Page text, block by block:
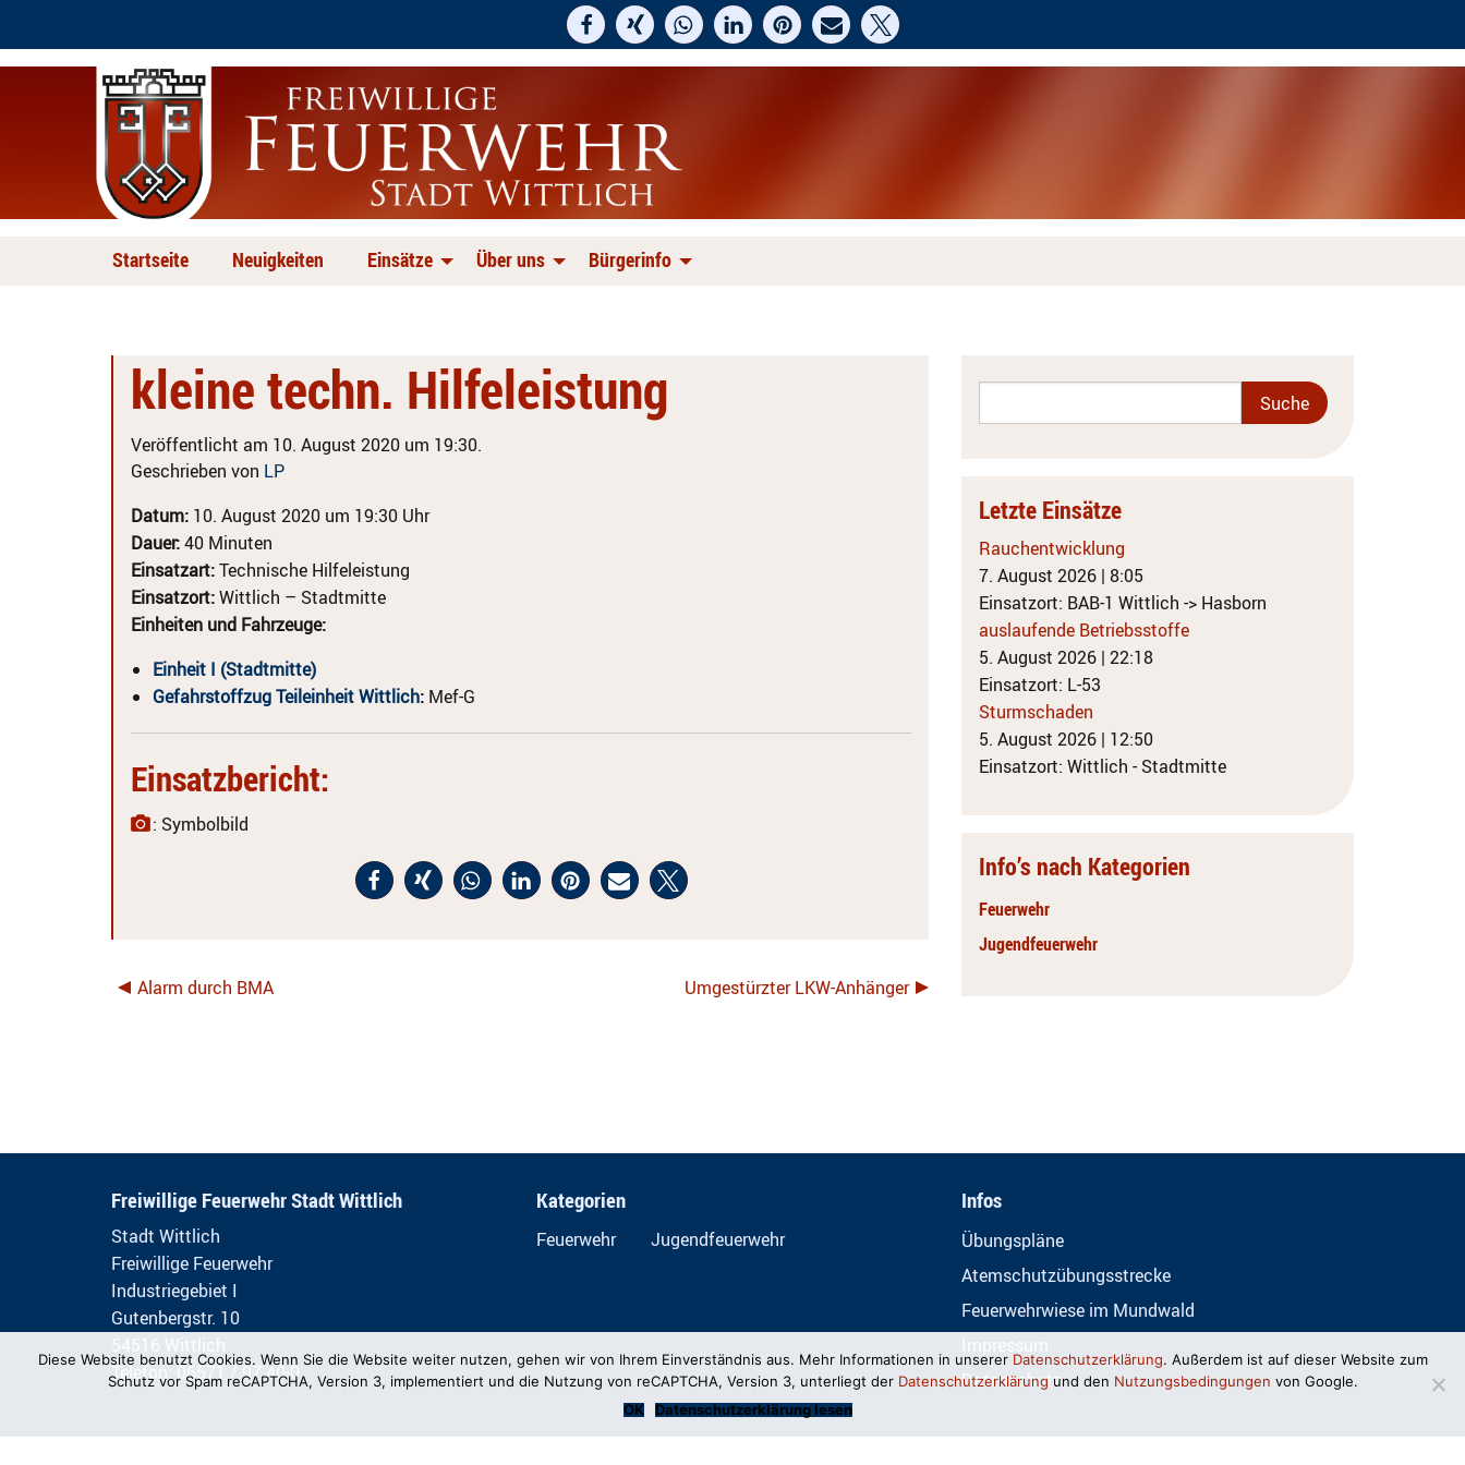
Startseite Neuigkeiten Einsätze Über uns Bürgerinfo
kleine techn. Hilfeleistung
Veröffentlicht am 10. August 2020 um 19:30.
Geschrieben von LP
Datum: 10. August 2020 um 19:30 Uhr
Dauer:40 Minuten
Einsatzart:Technische Hilfeleistung
Einsatzort:Wittlich – Stadtmitte
Einheiten und Fahrzeuge:
Einheit I (Stadtmitte)
Gefahrstoffzug Teileinheit Wittlich: Mef-G
Einsatzbericht:
: Symbolbild
Alarm durch BMA Umgestürzter LKW-Anhänger
Letzte Einsätze
Rauchentwicklung
7. August 2026 | 8:05
Einsatzort: BAB-1 Wittlich -> Hasborn
auslaufende Betriebsstoffe
5. August 2026 | 22:18
Einsatzort: L-53
Sturmschaden
5. August 2026 | 12:50
Einsatzort: Wittlich - Stadtmitte
Info’s nach Kategorien
Feuerwehr
Jugendfeuerwehr
Freiwillige Feuerwehr Stadt Wittlich
Stadt Wittlich
Freiwillige Feuerwehr
Industriegebiet I
Gutenbergstr. 10
Telefon: 06571 / 97 40-0
Kategorien
Feuerwehr Jugendfeuerwehr
Infos
Übungspläne
Atemschutzübungsstrecke
Feuerwehrwiese im Mundwald
Datenschutz
Diese Website benutzt Cookies. Wenn Sie die Website weiter nutzen, gehen wir von Ihrem Einverständnis aus. Mehr Informationen in unserer Datenschutzerklärung. Außerdem ist auf dieser Website zum
Schutz vor Spam reCAPTCHA, Version 3, implementiert und die Nutzung von reCAPTCHA, Version 3, unterliegt der Datenschutzerklärung und den Nutzungsbedingungen von Google.
OK
Datenschutzerklärung lesen